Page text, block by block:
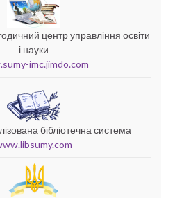
центр управління освіти
і науки
imc.jimdo.com
бібліотечна система